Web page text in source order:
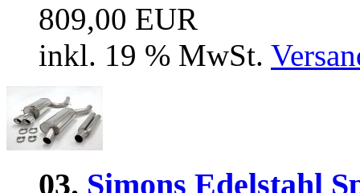
809,00 EUR
inkl. 19 % MwSt.
03. Simons Edelstahl